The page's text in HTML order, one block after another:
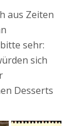
aus Zeiten
sehr:
sich
Desserts